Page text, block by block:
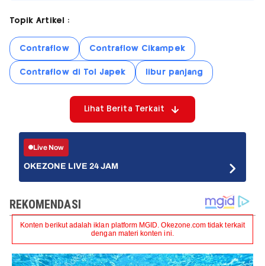
Topik Artikel :
Contraflow Contraflow Cikampek
Contraflow di Tol Japek libur panjang
Lihat Berita Terkait
Live Now
OKEZONE LIVE 24 JAM